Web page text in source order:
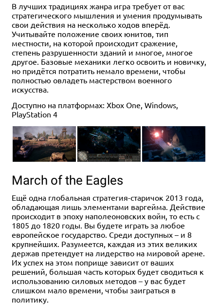
В лучших традициях жанра игра требует от вас
стратегического мышления и умения продумывать
свои действия на несколько ходов вперёд.
Учитывайте положение своих юнитов, тип
местности, на которой происходит сражение,
степень разрушенности зданий и многое, многое
другое. Базовые механики легко освоить и новичку,
но придётся потратить немало времени, чтобы
полностью овладеть мастерством военного
искусства.
Доступно на платформах: Xbox One, Windows,
PlayStation 4
March of the Eagles
Ещё одна глобальная стратегия-старичок 2013 года,
обладающая лишь элементами варгейма. Действие
происходит в эпоху наполеоновских войн, то есть с
1805 до 1820 годы. Вы будете играть за любое
европейское государство. Среди доступных – и 8
крупнейших. Разумеется, каждая из этих великих
держав претендует на лидерство на мировой арене.
Их успех на этом поприще зависит от ваших
решений, большая часть которых будет сводиться к
использованию силовых методов – у вас будет
слишком мало времени, чтобы заиграться в
политику.